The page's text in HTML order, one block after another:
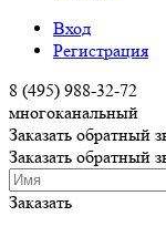
Вход
Регистрация
8 (495) 988-32-72
многоканальный
Заказать обратный
Заказать обратный
Заказать